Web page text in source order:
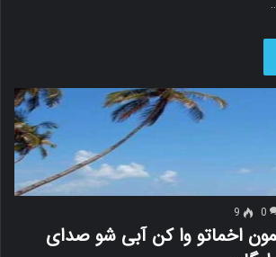
0
9
اخماتو وا کن آبی شو صدای